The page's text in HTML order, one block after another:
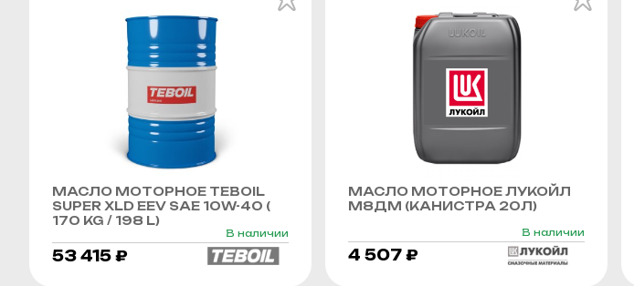
МАСЛО МОТОРНОЕ TEBOIL
SUPER XLD EEV SAE 10W-40 (
170 KG / 198 L)
В наличии
53 415 ₽
МАСЛО МОТОРНОЕ ЛУКОЙЛ
М8ДМ (КАНИСТРА 20Л)
В наличии
4 507 ₽